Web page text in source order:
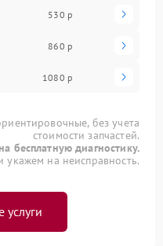
530 р
860 р
1080 р
без учета
стоимости запчастей.
бесплатную диагностику.
на неисправность.
услуги